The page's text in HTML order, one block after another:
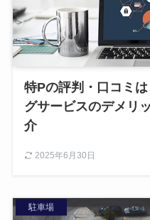
特Pの評判・口コミ
グサービスのデメリ
介
2025年6月30日
駐車場